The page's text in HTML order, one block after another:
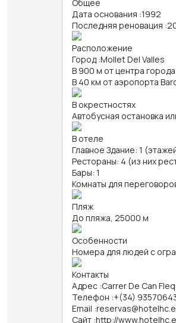
Общее
Дата основания :1992
Последняя реновация :
Расположение
Город :Mollet Del Valles
В 900 м от центра
В 40 км от аэропорта
В окрестностях
Автобусная остановка
В отеле
Главное Здание: 1
Рестораны: 4 (из них
Бары: 1
Комнаты для
Пляж
До пляжа, 25000 м
Особенности
Номера для людей с
Контакты
Адрес :Carrer De Can
Телефон :+(34)
Email :
Сайт :http://